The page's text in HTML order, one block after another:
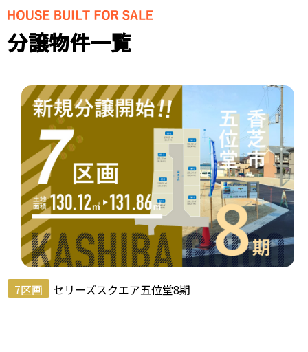
分譲物件一覧
7区画 セリーズスクエア五位堂8期